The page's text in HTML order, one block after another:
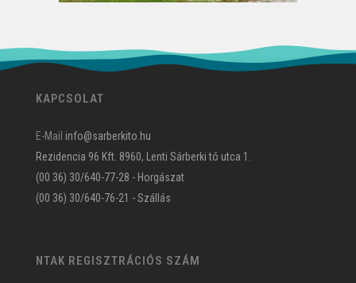
KAPCSOLAT
E-Mail info@sarberkito.hu
Rezidencia 96 Kft. 8960, Lenti Sárberki tó utca 1.
(00 36) 30/640-77-28 - Horgászat
(00 36) 30/640-76-21 - Szállás
NTAK REGISZTRÁCIÓS SZÁM